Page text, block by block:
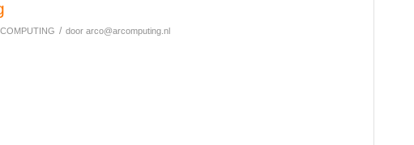
/ door arco@arcomputing.nl